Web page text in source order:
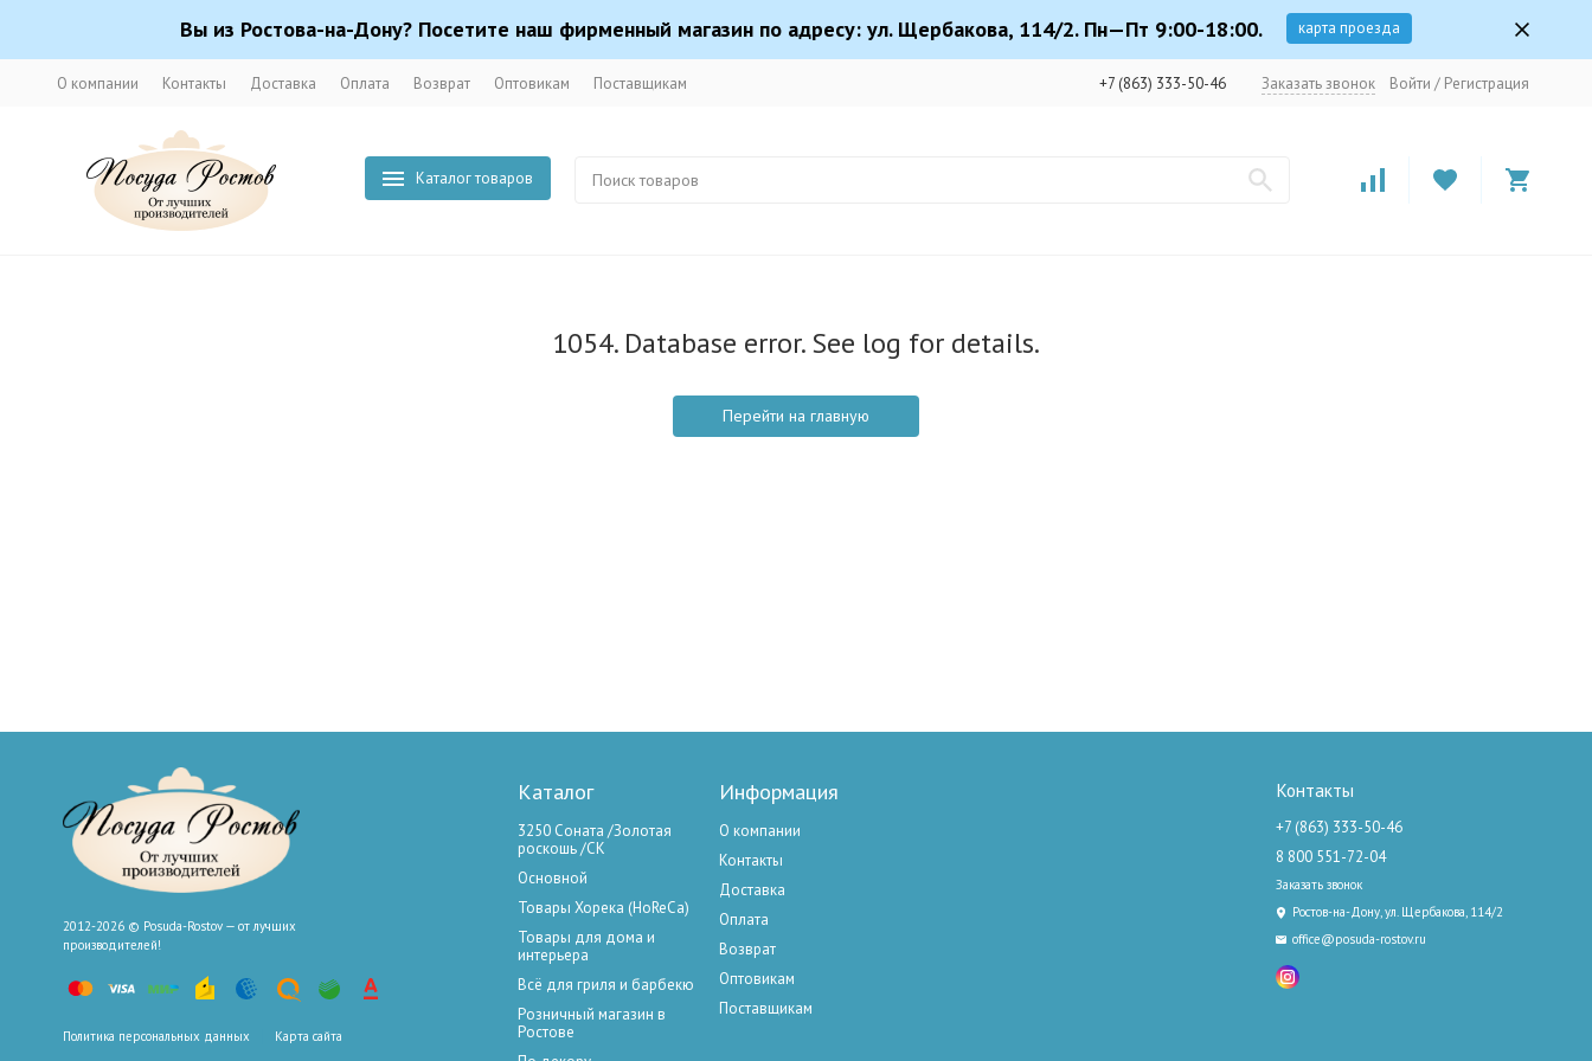
Вы из Ростова-на-Дону? Посетите наш фирменный магазин по адресу: ул. Щербакова, 114/2. Пн—Пт 9:00-18:00. карта проезда
О компании Контакты Доставка Оплата Возврат Оптовикам Поставщикам +7 (863) 333-50-46 Заказать звонок Войти / Регистрация
Каталог товаров
1054. Database error. See log for details.
Перейти на главную
2012-2026 © Posuda-Rostov — от лучших
производителей!
Политика персональных данных Карта сайта
Каталог
3250 Соната /Золотая
роскошь /СК
Основной
Товары Хорека (HoReCa)
Товары для дома и
интерьера
Всё для гриля и барбекю
Розничный магазин в
Ростове
Информация
О компании
Контакты
Доставка
Оплата
Возврат
Оптовикам
Поставщикам
Контакты
+7 (863) 333-50-46
8 800 551-72-04
Заказать звонок
Ростов-на-Дону, ул. Щербакова, 114/2
office@posuda-rostov.ru